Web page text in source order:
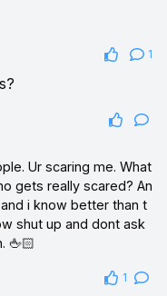
1
Ur scaring me. What
gets really scared? An
i know better than t
shut up and dont ask
🖕🏻
1